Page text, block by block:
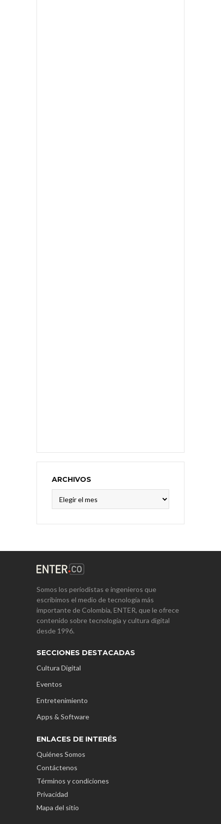
ARCHIVOS
Somos los periodistas e ingenieros que
escribimos el medio de tecnología más
importante de Colombia, ENTER, que le ofrece
contenido sobre tecnología y cultura digital
desde 1996.
SECCIONES DESTACADAS
Cultura Digital
Eventos
Entretenimiento
Apps & Software
ENLACES DE INTERÉS
Quiénes Somos
Contáctenos
Términos y condiciones
Privacidad
Mapa del sitio